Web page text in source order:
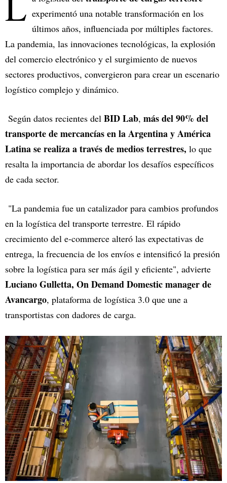
experimentó una notable transformación en los
últimos años, influenciada por múltiples factores.
La pandemia, las innovaciones tecnológicas, la explosión
del comercio electrónico y el surgimiento de nuevos
sectores productivos, convergieron para crear un escenario
logístico complejo y dinámico.
Según datos recientes del BID Lab, más del 90% del
transporte de mercancías en la Argentina y América
Latina se realiza a través de medios terrestres, lo que
resalta la importancia de abordar los desafíos específicos
de cada sector.
"La pandemia fue un catalizador para cambios profundos
en la logística del transporte terrestre. El rápido
crecimiento del e-commerce alteró las expectativas de
entrega, la frecuencia de los envíos e intensificó la presión
sobre la logística para ser más ágil y eficiente", advierte
Luciano Gulletta, On Demand Domestic manager de
Avancargo, plataforma de logística 3.0 que une a
transportistas con dadores de carga.